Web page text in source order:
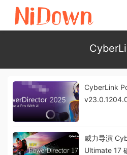
CyberLink
威力导演
Ultimate 17